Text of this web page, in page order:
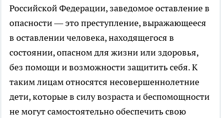
Российской Федерации, заведомое оставление в
опасности — это преступление, выражающееся
в оставлении человека, находящегося в
состоянии, опасном для жизни или здоровья,
без помощи и возможности защитить себя. К
таким лицам относятся несовершеннолетние
дети, которые в силу возраста и беспомощности
не могут самостоятельно обеспечить свою